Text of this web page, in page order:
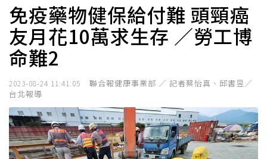
免疫藥物健保給付難 頭頸癌
友月花10萬求生存 ／勞工博
命難2
2023-08-24 11:41:05
聯合報健康事業部 ／ 記者蔡怡真、邱書昱／
台北報導